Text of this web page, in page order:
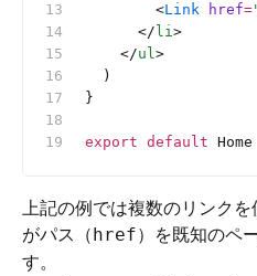
        <
Link href=
      </
li>
    </
ul>
  )
}
export default Home
上記の例では複数のリンク
がパス（href）を既知のペ
す。